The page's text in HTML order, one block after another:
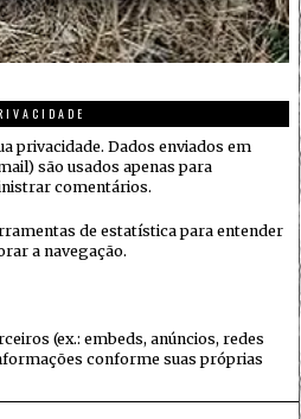
privacidade. Dados enviados em
são usados apenas para
comentários.
de estatística para entender
a navegação.
(ex.: embeds, anúncios, redes
conforme suas próprias